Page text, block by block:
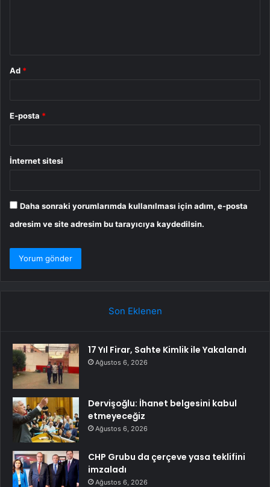
Ad *
E-posta *
İnternet sitesi
Daha sonraki yorumlarımda kullanılması için adım, e-posta
adresim ve site adresim bu tarayıcıya kaydedilsin.
Son Eklenen
17 Yıl Firar, Sahte Kimlik ile Yakalandı
Ağustos 6, 2026
Dervişoğlu: İhanet belgesini kabul
etmeyeceğiz
Ağustos 6, 2026
CHP Grubu da çerçeve yasa teklifini
imzaladı
Ağustos 6, 2026